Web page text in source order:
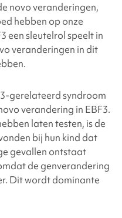
novo veranderingen,
hebben op onze
een sleutelrol speelt in
veranderingen in dit
gerelateerd syndroom
verandering in EBF3.
laten testen, is de
bij hun kind dat
gevallen ontstaat
de genverandering
Dit wordt dominante